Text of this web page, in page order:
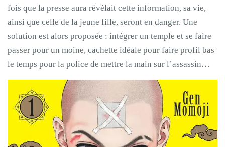
fois que la presse aura révélait cette information, sa vie,
ainsi que celle de la jeune fille, seront en danger. Une
solution est alors proposée : intégrer un temple et se faire
passer pour un moine, cachette idéale pour faire profil bas
le temps pour la police de mettre la main sur l’assassin…